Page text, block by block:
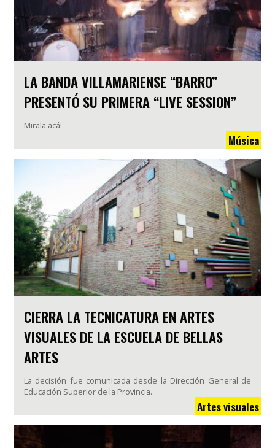
LA BANDA VILLAMARIENSE “BARRO”
PRESENTÓ SU PRIMERA “LIVE SESSION”
Mirala acá!
Música
CIERRA LA TECNICATURA EN ARTES
VISUALES DE LA ESCUELA DE BELLAS
ARTES
La decisión fue comunicada desde la Dirección General de
Educación Superior de la Provincia.
Artes visuales